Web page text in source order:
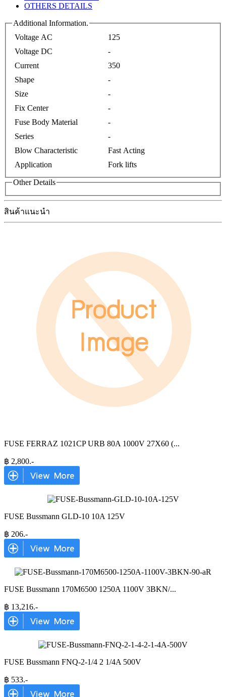
OTHERS DETAILS
Additional Information.
Voltage AC
125
Voltage DC
-
Current
350
Shape
-
Size
-
Fix Center
-
Fuse Body Material
-
Series
-
Blow Characteristic
Fast Acting
Application
Fork lifts
Other Details
สินค้าแนะนำ
FUSE FERRAZ 1021CP URB 80A 1000V 27X60 (...
฿ 2,800.-
FUSE Bussmann GLD-10 10A 125V
฿ 206.-
FUSE Bussmann 170M6500 1250A 1100V 3BKN/...
฿ 13,216.-
FUSE Bussmann FNQ-2-1/4 2 1/4A 500V
฿ 533.-